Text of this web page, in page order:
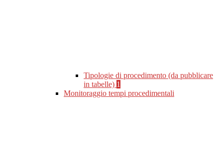
Tipologie di procedimento (da pubblicare
in tabelle) 1
Monitoraggio tempi procedimentali